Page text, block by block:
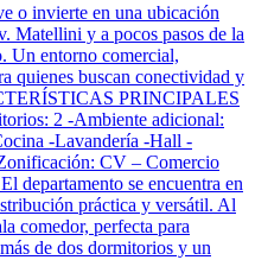
o invierte en una ubicación
Matellini y a pocos pasos de la
Un entorno comercial,
quienes buscan conectividad y
PRINCIPALES
2 -Ambiente adicional:
-Lavandería -Hall -
CV – Comercio
departamento se encuentra en
práctica y versátil. Al
comedor, perfecta para
de dos dormitorios y un